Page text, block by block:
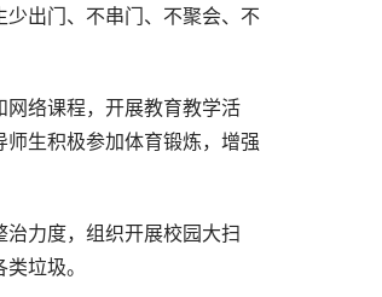
出门、不串门、不聚会、不
络课程，开展教育教学活
生积极参加体育锻炼，增强
力度，组织开展校园大扫
垃圾。